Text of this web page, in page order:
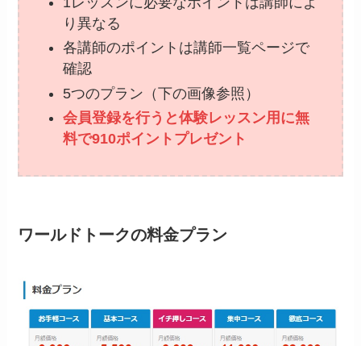
り異なる
各講師のポイントは講師一覧ページで
確認
5つのプラン（下の画像参照）
会員登録を行うと体験レッスン用に無
料で910ポイントプレゼント
ワールドトークの料金プラン